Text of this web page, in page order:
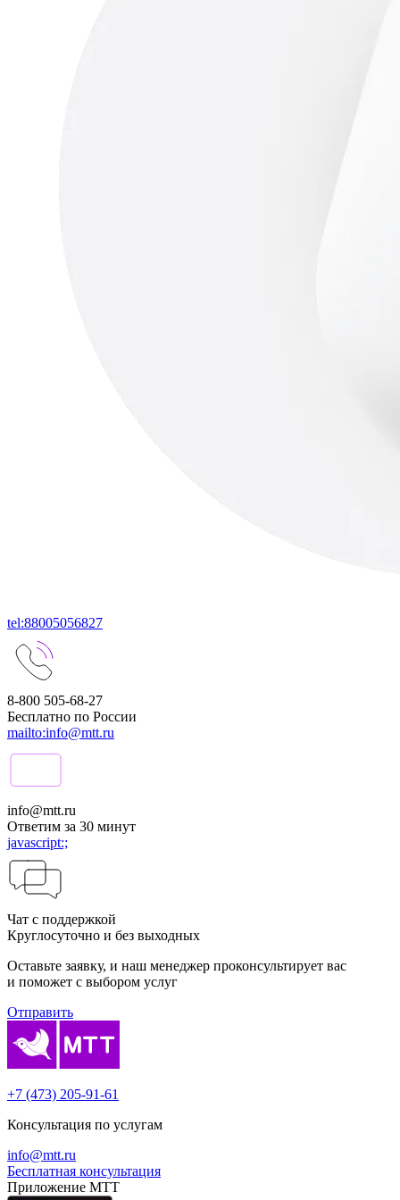
tel:88005056827
8-800 505-68-27
Бесплатно по России
mailto:info@mtt.ru
info@mtt.ru
Ответим за 30 минут
javascript:;
Чат с поддержкой
Круглосуточно и без выходных
Оставьте заявку, и наш менеджер проконсуль­тирует вас
и поможет с выбором услуг
Отправить
+7 (473) 205-91-61
Консультация по услугам
info@mtt.ru
Бесплатная консультация
Приложение МТТ